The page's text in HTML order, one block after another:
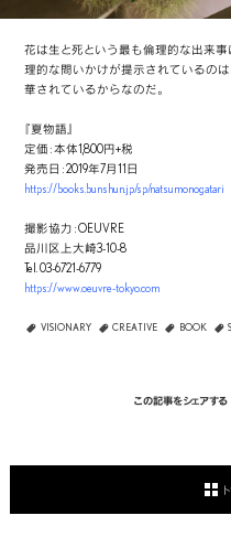
花は生と死という最も倫理的な出来事
理的な問いかけが提示されているの
華されているからなのだ。
『夏物語』
定価 : 本体1,800円+税
発売日 : 2019年7月11日
https://books.bunshun.jp/sp/natsumonogatari
撮影協力 : OEUVRE
品川区上大崎3-10-8
Tel. 03-6721-6779
https://www.oeuvre-tokyo.com
VISIONARY CREATIVE BOOK
この記事をシェアする